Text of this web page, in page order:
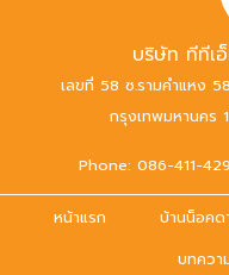
บริษัท ทีทีเ
เลขที่ 58 ซ.รามคำแหง
กรุงเทพมหานคร
Phone: 086-411-
หน้าแรก บ้านน็อคด
บทควา